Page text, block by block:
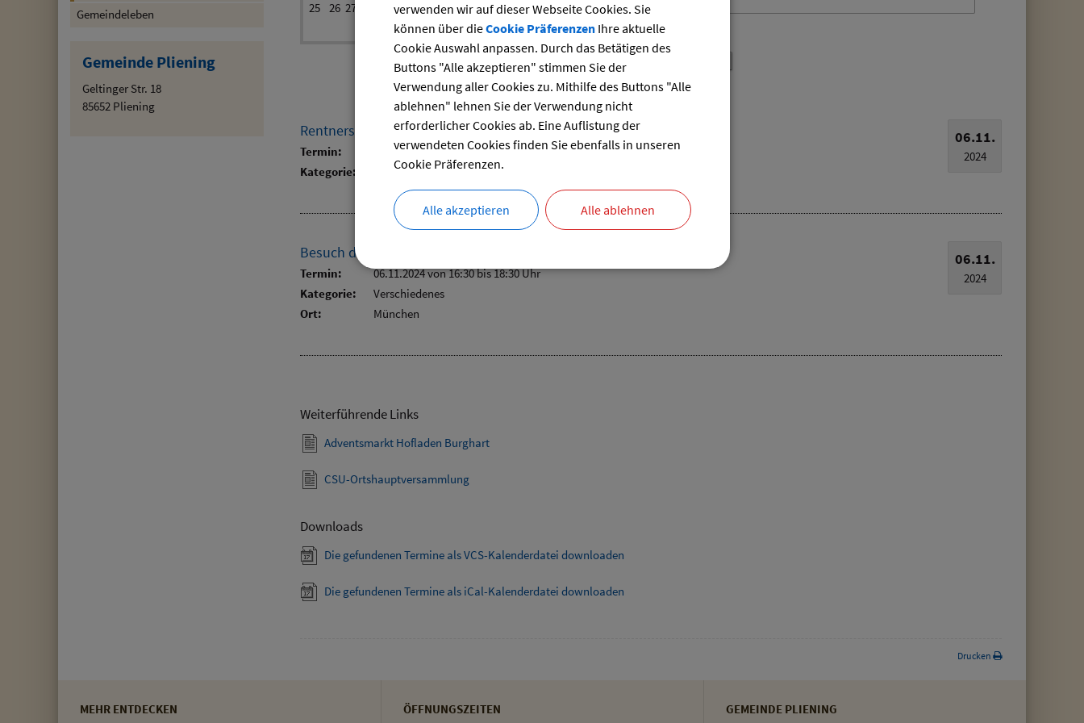
Gemeindeleben
Gemeinde Pliening
Geltinger Str. 18
85652 Pliening
25 26 27 30
reset
06.11.
2024
Rentnerstammtisch
Termin: 06.11.2024 von 14:00bis 16:00 Uhr
Kategorie:
Senioren
06.11.
2024
Besuch der CSU-Landesleitung
Termin: 06.11.2024 von 16:30bis 18:30 Uhr
Kategorie:
Verschiedenes
Ort:
München
Weiterführende Links
Adventsmarkt Hofladen Burghart
CSU-Ortshauptversammlung
Downloads
Die gefundenen Termine als VCS-Kalenderdatei downloaden
Die gefundenen Termine als iCal-Kalenderdatei downloaden
Drucken
MEHR ENTDECKEN ÖFFNUNGSZEITEN GEMEINDE PLIENING
verwenden wir auf dieser Webseite Cookies. Sie
können über dieCookie PräferenzenIhre aktuelle
Cookie Auswahl anpassen. Durch das Betätigen des
Buttons "Alle akzeptieren" stimmen Sie der
Verwendung aller Cookies zu. Mithilfe des Buttons "Alle
ablehnen" lehnen Sie der Verwendung nicht
erforderlicher Cookies ab. Eine Auflistung der
verwendeten Cookies finden Sie ebenfalls in unseren
Cookie Präferenzen.
Alle akzeptieren Alle ablehnen